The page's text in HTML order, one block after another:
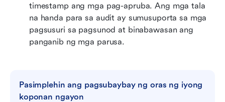
timestamp ang mga pag-apruba. Ang mga tala
na handa para sa audit ay sumusuporta sa mga
pagsusuri sa pagsunod at binabawasan ang
panganib ng mga parusa.
Pasimplehin ang pagsubaybay ng oras ng iyong
koponan ngayon